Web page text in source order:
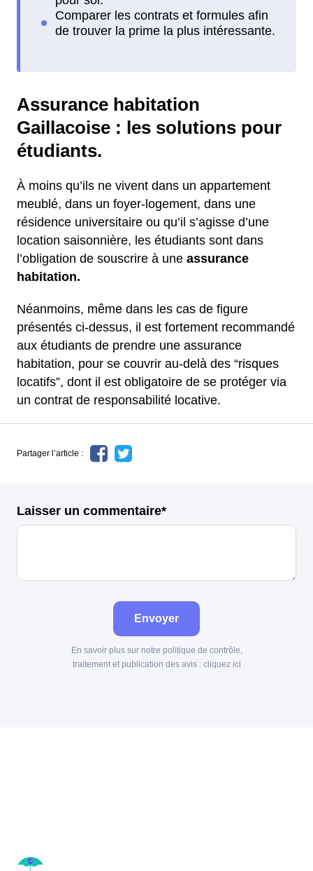
Assurance habitation
Gaillacoise : les solutions pour
étudiants.
À moins qu’ils ne vivent dans un appartement
meublé, dans un foyer-logement, dans une
résidence universitaire ou qu’il s’agisse d’une
location saisonnière, les étudiants sont dans
l’obligation de souscrire à une assurance
habitation.
Néanmoins, même dans les cas de figure
présentés ci-dessus, il est fortement recommandé
aux étudiants de prendre une assurance
habitation, pour se couvrir au-delà des “risques
locatifs”, dont il est obligatoire de se protéger via
un contrat de responsabilité locative.
Partager l’article :
Laisser un commentaire*
Envoyer
En savoir plus sur notre politique de contrôle,
traitement et publication des avis : cliquez ici